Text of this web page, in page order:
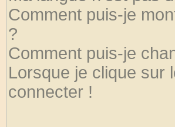
Comment puis-je
?
Comment puis-je
Lorsque je clique sur
connecter !